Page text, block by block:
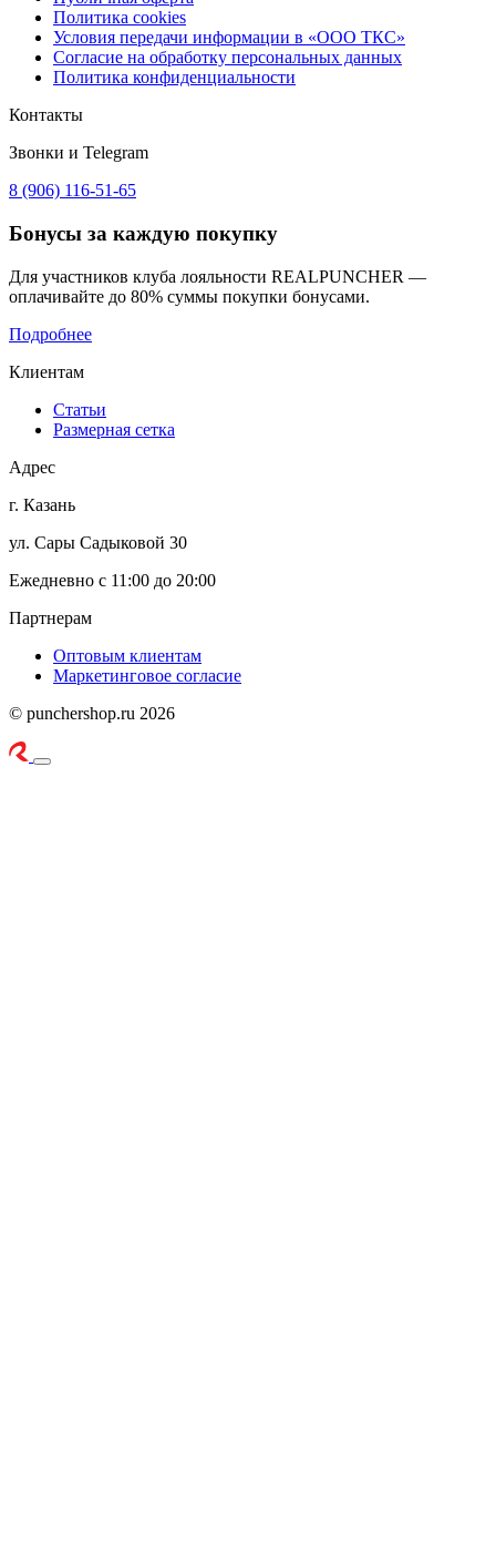
Политика cookies
Условия передачи информации в «ООО ТКС»
Согласие на обработку персональных данных
Политика конфиденциальности
Контакты
Звонки и Telegram
8 (906) 116-51-65
Бонусы за каждую покупку
Для участников клуба лояльности REALPUNCHER —
оплачивайте до 80% суммы покупки бонусами.
Подробнее
Клиентам
Статьи
Размерная сетка
Адрес
г. Казань
ул. Сары Садыковой 30
Ежедневно с 11:00 до 20:00
Партнерам
Оптовым клиентам
Маркетинговое согласие
© punchershop.ru 2026